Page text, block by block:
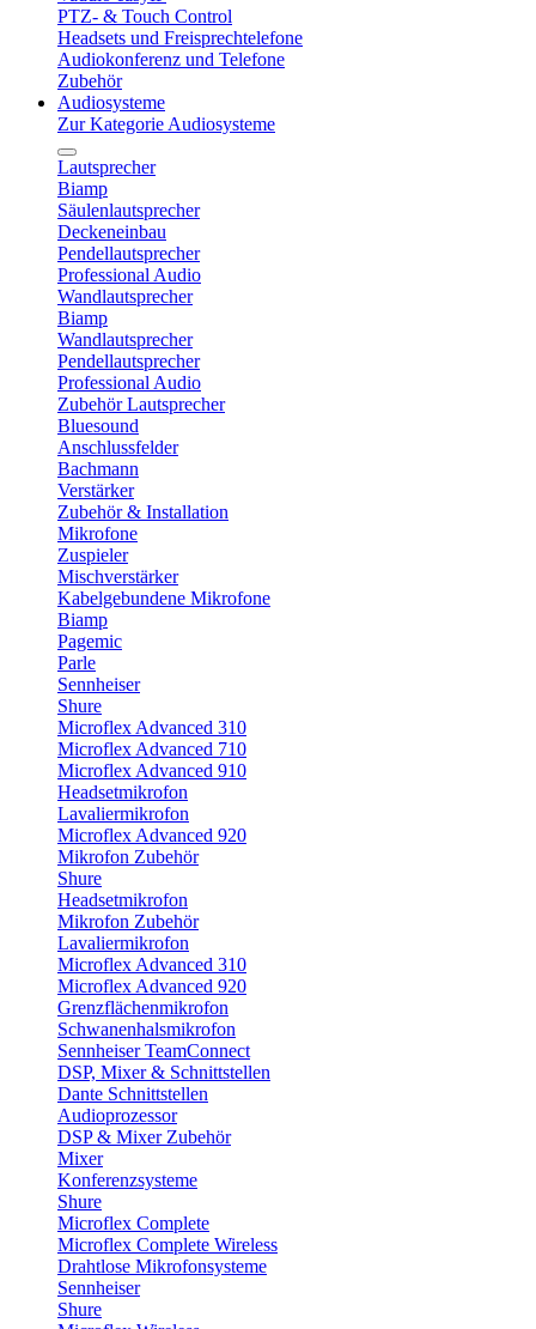
PTZ- & Touch Control
Headsets und Freisprechtelefone
Audiokonferenz und Telefone
Zubehör
Audiosysteme
Zur Kategorie Audiosysteme
Lautsprecher
Biamp
Säulenlautsprecher
Deckeneinbau
Pendellautsprecher
Professional Audio
Wandlautsprecher
Biamp
Wandlautsprecher
Pendellautsprecher
Professional Audio
Zubehör Lautsprecher
Bluesound
Anschlussfelder
Bachmann
Verstärker
Zubehör & Installation
Mikrofone
Zuspieler
Mischverstärker
Kabelgebundene Mikrofone
Biamp
Pagemic
Parle
Sennheiser
Shure
Microflex Advanced 310
Microflex Advanced 710
Microflex Advanced 910
Headsetmikrofon
Lavaliermikrofon
Microflex Advanced 920
Mikrofon Zubehör
Shure
Headsetmikrofon
Mikrofon Zubehör
Lavaliermikrofon
Microflex Advanced 310
Microflex Advanced 920
Grenzflächenmikrofon
Schwanenhalsmikrofon
Sennheiser TeamConnect
DSP, Mixer & Schnittstellen
Dante Schnittstellen
Audioprozessor
DSP & Mixer Zubehör
Mixer
Konferenzsysteme
Shure
Microflex Complete
Microflex Complete Wireless
Drahtlose Mikrofonsysteme
Sennheiser
Shure